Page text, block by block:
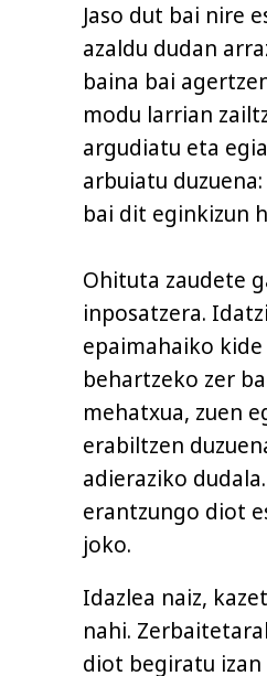
Jaso dut bai nire
azaldu dudan
baina bai
modu larrian
argudiatu eta
arbuiatu
bai dit eginkizun
Ohituta zaudete
inposatzera.
epaimahaiko
behartzeko zer
mehatxua, zuen
erabiltzen
adieraziko
erantzungo diot
joko.
Idazlea naiz,
nahi.
diot begiratu